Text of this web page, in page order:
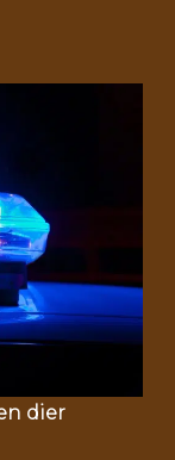
dier